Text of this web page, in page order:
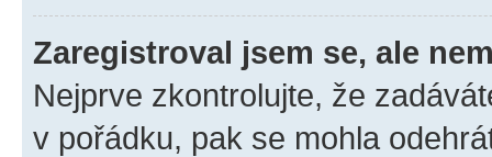
Zaregistroval jsem se, ale
Nejprve zkontrolujte, že
v pořádku, pak se mohla